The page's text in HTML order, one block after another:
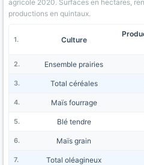
agricole 2020. Surfaces en hectares,
productions en quintaux.
Culture
Ensemble prairies
Total céréales
Maïs fourrage
Blé tendre
Maïs grain
Total oléagineux